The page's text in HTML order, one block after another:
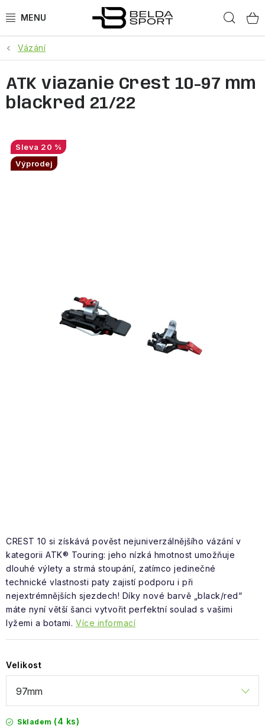
na
SPORTY
BĚH
BOGNER
OBLEČENÍ
NEZAŘAZENÉ
Vázání
CREST 10 si získává pověst nejuniverzálnějšího vázání v
kategorii ATK® Touring: jeho nízká hmotnost umožňuje
dlouhé výlety a strmá stoupání, zatímco jedinečné
technické vlastnosti paty zajistí podporu i při
nejextrémnějších sjezdech! Díky nové barvě „black/red“
máte nyní větší šanci vytvořit perfektní soulad s vašimi
lyžemi a botami. Více informací
Velikost
Skladem (4 ks)
ATK viazanie Crest 10-97 mm
blackred 21/22
20 %
Výprodej